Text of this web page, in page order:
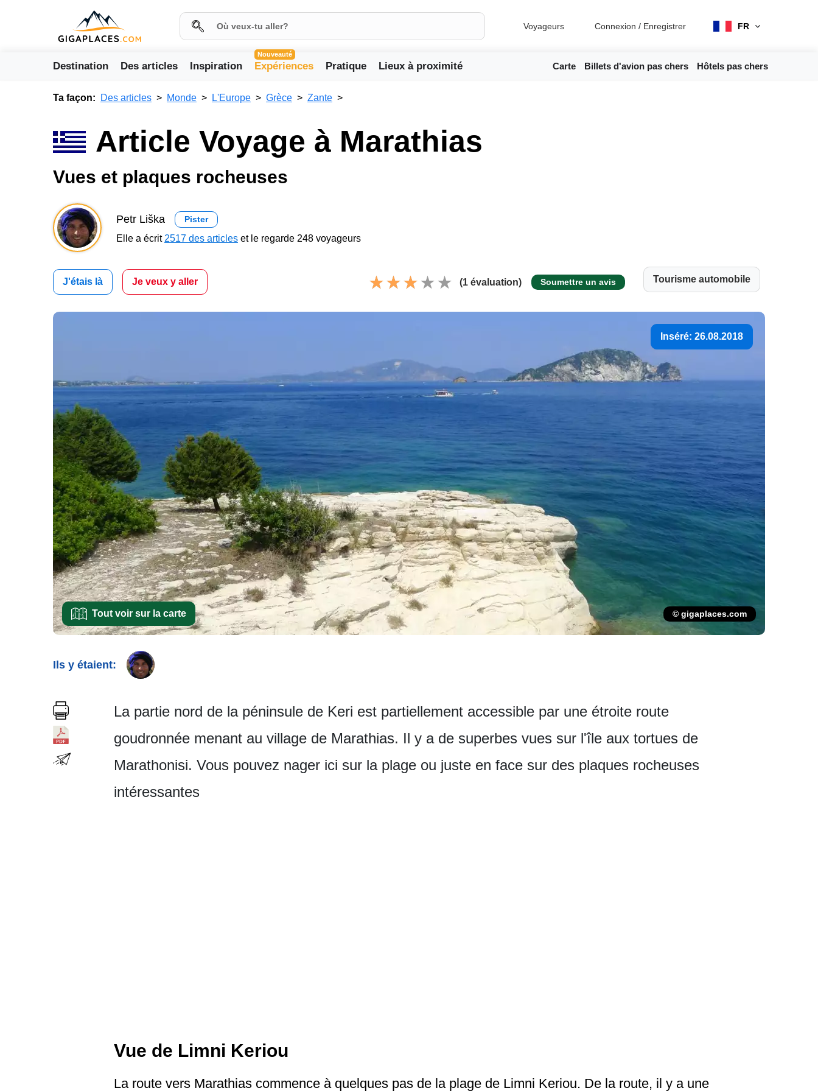
Voyageurs Connexion / Enregistrer FR
Destination Des articles Inspiration
Nouveauté
Expériences Pratique Lieux à proximité Carte Billets d'avion pas chers Hôtels pas chers
Ta façon: Des articles Monde L'Europe Grèce Zante
Article Voyage à Marathias
Vues et plaques rocheuses
Petr Liška Pister
Elle a écrit 2517 des articles et le regarde 248 voyageurs
J'étais là Je veux y aller (1 évaluation) Soumettre un avis Tourisme automobile
Inséré: 26.08.2018
Tout voir sur la carte © gigaplaces.com
Ils y étaient:
La partie nord de la péninsule de Keri est partiellement accessible par une étroite route
goudronnée menant au village de Marathias. Il y a de superbes vues sur l'île aux tortues de
Marathonisi. Vous pouvez nager ici sur la plage ou juste en face sur des plaques rocheuses
intéressantes
Vue de Limni Keriou
La route vers Marathias commence à quelques pas de la plage de Limni Keriou. De la route, il y a une